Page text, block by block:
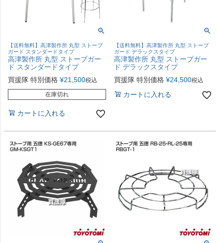
【送料無料】高津製作所 丸型 ストーブ
ガード スタンダードタイプ
高津製作所 丸型 ストーブガー
ド スタンダードタイプ
買援隊 特別価格 ¥21,500税込
在庫切れ
カートに入れる
【送料無料】高津製作所 丸型 ストーブ
ガード デラックスタイプ
高津製作所 丸型 ストーブガー
ド デラックスタイプ
買援隊 特別価格 ¥24,500税込
カートに入れる